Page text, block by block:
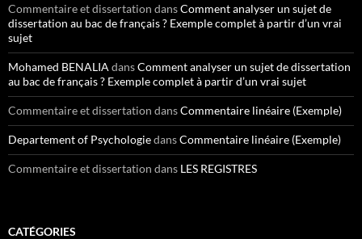
Commentaire et dissertation dansComment analyser un sujet de
dissertation au bac de français ? Exemple complet à partir d’un vrai
sujet
Mohamed BENALIA dansComment analyser un sujet de dissertation
au bac de français ? Exemple complet à partir d’un vrai sujet
Commentaire et dissertation dansCommentaire linéaire (Exemple)
Departement of PsychologiedansCommentaire linéaire (Exemple)
Commentaire et dissertation dans LES REGISTRES
CATÉGORIES